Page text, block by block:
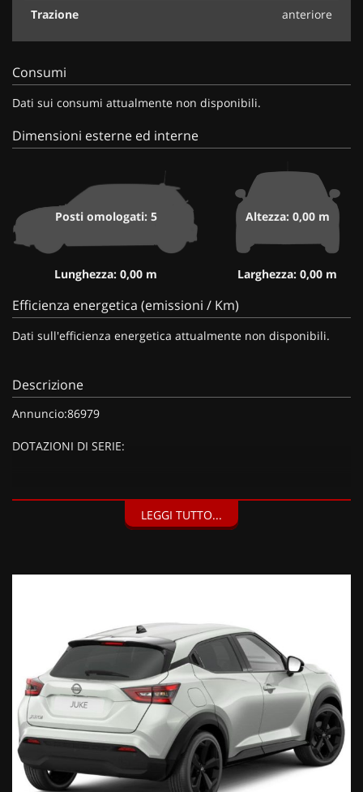
Trazione
anteriore
Consumi
Dati sui consumi attualmente non disponibili.
Dimensioni esterne ed interne
Posti omologati: 5
Lunghezza: 0,00 m
Altezza: 0,00 m
Larghezza: 0,00 m
Efficienza energetica (emissioni / Km)
Dati sull'efficienza energetica attualmente non disponibili.
Descrizione
Annuncio:86979
DOTAZIONI DI SERIE:
Vernice White Pearl Brilliant (900 EUR),
LEGGI TUTTO...